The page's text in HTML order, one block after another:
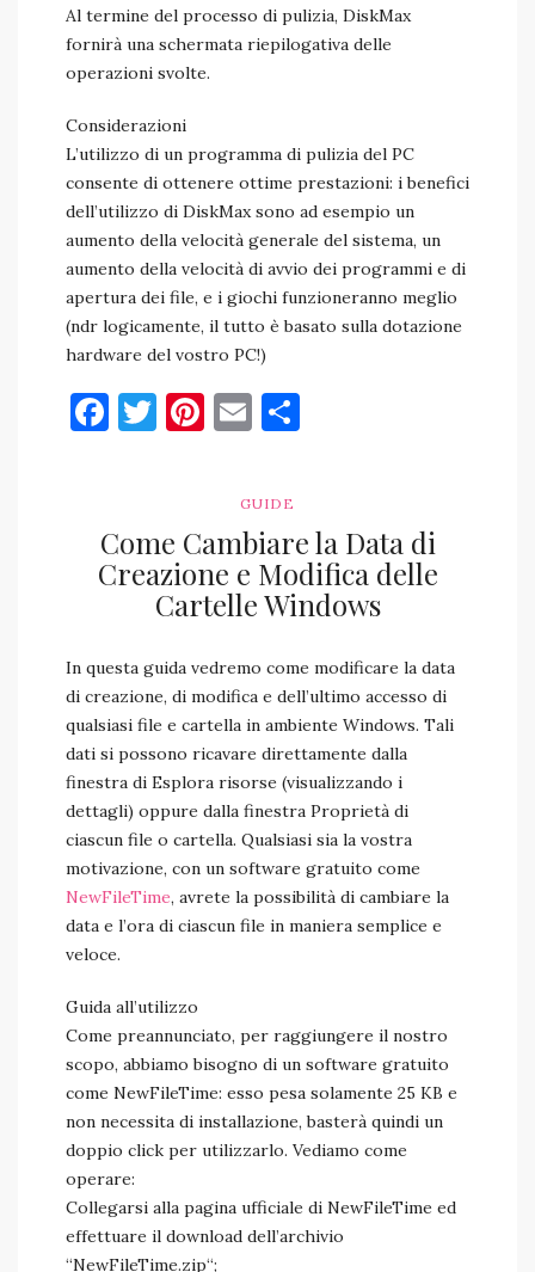
Al termine del processo di pulizia, DiskMax
fornirà una schermata riepilogativa delle
operazioni svolte.
Considerazioni
L’utilizzo di un programma di pulizia del PC
consente di ottenere ottime prestazioni: i benefici
dell’utilizzo di DiskMax sono ad esempio un
aumento della velocità generale del sistema, un
aumento della velocità di avvio dei programmi e di
apertura dei file, e i giochi funzioneranno meglio
(ndr logicamente, il tutto è basato sulla dotazione
hardware del vostro PC!)
Facebook
Twitter
Pinterest
Email
GUIDE
Come Cambiare la Data di
Creazione e Modifica delle
Cartelle Windows
In questa guida vedremo come modificare la data
di creazione, di modifica e dell’ultimo accesso di
qualsiasi file e cartella in ambiente Windows. Tali
dati si possono ricavare direttamente dalla
finestra di Esplora risorse (visualizzando i
dettagli) oppure dalla finestra Proprietà di
ciascun file o cartella. Qualsiasi sia la vostra
motivazione, con un software gratuito come
NewFileTime, avrete la possibilità di cambiare la
data e l’ora di ciascun file in maniera semplice e
veloce.
Guida all’utilizzo
Come preannunciato, per raggiungere il nostro
scopo, abbiamo bisogno di un software gratuito
come NewFileTime: esso pesa solamente 25 KB e
non necessita di installazione, basterà quindi un
doppio click per utilizzarlo. Vediamo come
operare:
Collegarsi alla pagina ufficiale di NewFileTime ed
effettuare il download dell’archivio
“NewFileTime.zip“;